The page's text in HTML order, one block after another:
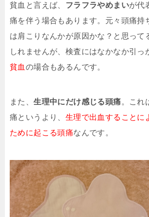
貧血と言えば、 フラフラやめまいが代
痛を伴う場合もあります。元々頭痛持
は肩こりなんかが原因かな？と思って
しれませんが、検査にはなかなか引っ
貧血 の場合もあるんです。
また、生理中にだけ感じる頭痛。これ
痛というより、 生理で出血することに
ために起こる頭痛なんです。